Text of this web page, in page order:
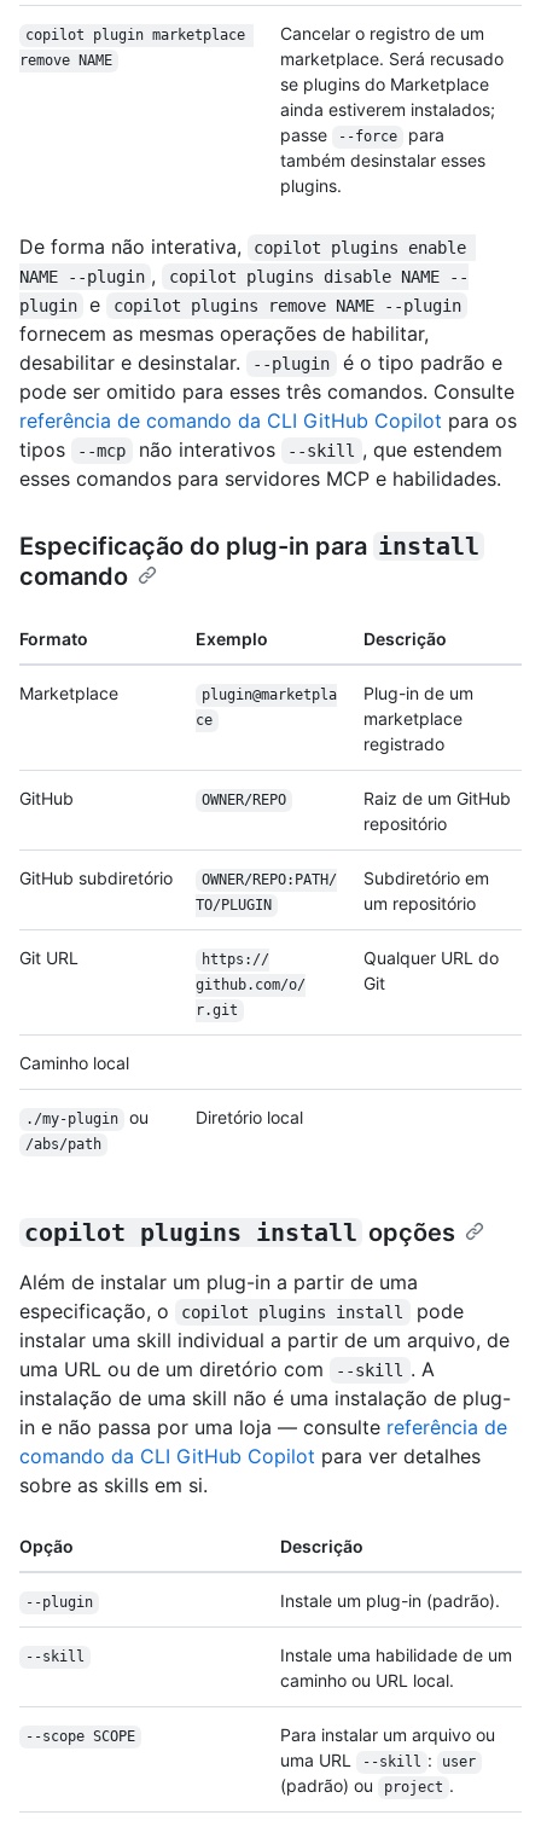
copilot plugin marketplace
remove NAME
Cancelar o registro de um
marketplace. Será recusado
se plugins do Marketplace
ainda estiverem instalados;
passe
--force
para
também desinstalar esses
plugins.
De forma não interativa,
copilot plugins enable
NAME --plugin ,
copilot plugins disable NAME --
plugin
e copilot plugins remove NAME --plugin
fornecem as mesmas operações de habilitar,
desabilitar e desinstalar.
--plugin
é o tipo padrão e
pode ser omitido para esses três comandos. Consulte
referência de comando da CLI GitHub Copilot para os
tipos
--mcp não interativos --skill
, que estendem
esses comandos para servidores MCP e habilidades.
Especificação do plug-in para install
comando
Formato Exemplo Descrição
Marketplace
plugin@marketpla
ce
Plug-in de um
marketplace
registrado
GitHub OWNER/REPO
Raiz de um GitHub
repositório
GitHub subdiretório OWNER/REPO:PATH/
TO/PLUGIN
Subdiretório em
um repositório
Git URL https://
github.com/o/
r.git
Qualquer URL do
Git
Caminho local
./my-plugin ou
/abs/path
Diretório local
copilot plugins install opções
Além de instalar um plug-in a partir de uma
especificação, o
copilot plugins install
pode
instalar uma skill individual a partir de um arquivo, de
uma URL ou de um diretório com
--skill
. A
instalação de uma skill não é uma instalação de plug-
in e não passa por uma loja — consulte referência de
comando da CLI GitHub Copilot para ver detalhes
sobre as skills em si.
Opção Descrição
--plugin Instale um plug-in (padrão).
--skill
Instale uma habilidade de um
caminho ou URL local.
--scope SCOPE
Para instalar um arquivo ou
uma URL
--skill : user
(padrão) ou project .